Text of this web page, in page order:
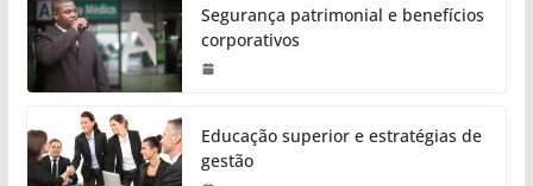
Segurança patrimonial e benefícios
corporativos
Educação superior e estratégias de
gestão